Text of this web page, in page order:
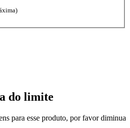
do limite
para esse produto, por favor diminua